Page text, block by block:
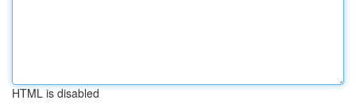
HTML is disabled